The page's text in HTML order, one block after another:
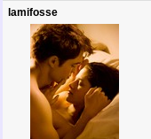
lamifosse